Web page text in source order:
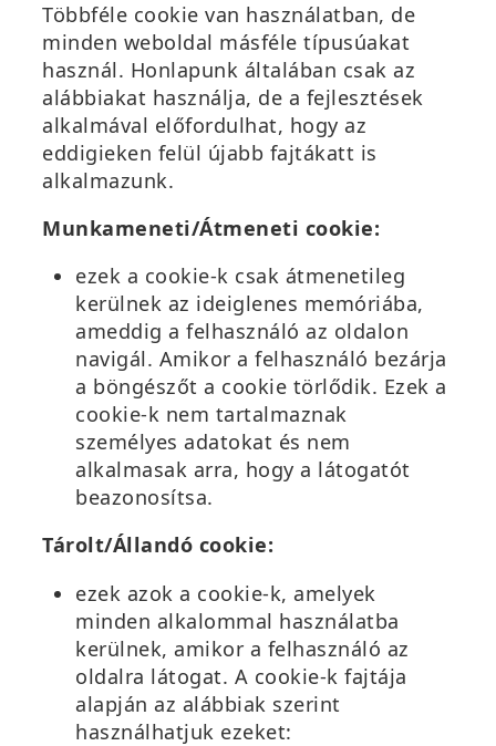
Többféle cookie van használatban, de
minden weboldal másféle típusúakat
használ. Honlapunk általában csak az
alábbiakat használja, de a fejlesztések
alkalmával előfordulhat, hogy az
eddigieken felül újabb fajtákatt is
alkalmazunk.
Munkameneti/Átmeneti cookie:
ezek a cookie-k csak átmenetileg
kerülnek az ideiglenes memóriába,
ameddig a felhasználó az oldalon
navigál. Amikor a felhasználó bezárja
a böngészőt a cookie törlődik. Ezek a
cookie-k nem tartalmaznak
személyes adatokat és nem
alkalmasak arra, hogy a látogatót
beazonosítsa.
Tárolt/Állandó cookie:
ezek azok a cookie-k, amelyek
minden alkalommal használatba
kerülnek, amikor a felhasználó az
oldalra látogat. A cookie-k fajtája
alapján az alábbiak szerint
használhatjuk ezeket: